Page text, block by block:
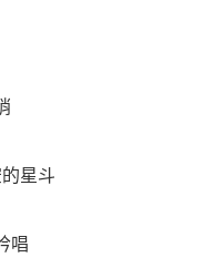
星斗
唱